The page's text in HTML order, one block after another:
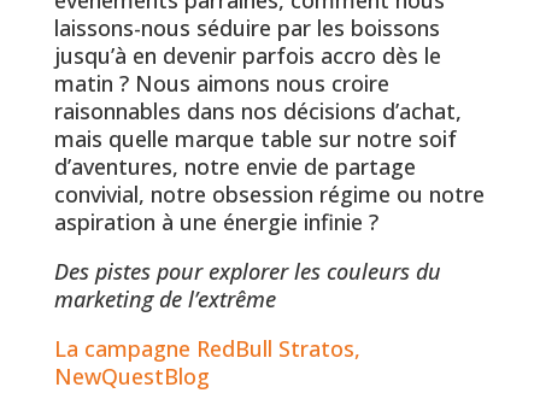
laissons-nous séduire par les boissons
jusqu’à en devenir parfois accro dès le
matin ? Nous aimons nous croire
raisonnables dans nos décisions d’achat,
mais quelle marque table sur notre soif
d’aventures, notre envie de partage
convivial, notre obsession régime ou notre
aspiration à une énergie infinie ?
Des pistes pour explorer les couleurs du
marketing de l’extrême
La campagne RedBull Stratos,
NewQuestBlog